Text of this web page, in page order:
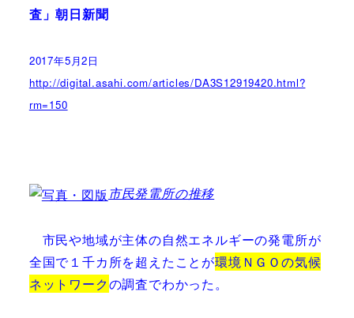
査」朝日新聞
2017年5 月2 日
http://digital.asahi.com/articles/DA3S12919420.html?
rm=150
市民発電所の推移
市民や地域が主体の自然エネルギーの発電所が
全国で１千カ所を超えたことが環境ＮＧＯの気候
ネットワークの調査でわかった。